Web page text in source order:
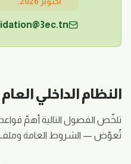
النظام الداخلي العام
تلخّص الفصول التالية أهمّ
تُعوّض — الشروط العامة وملف